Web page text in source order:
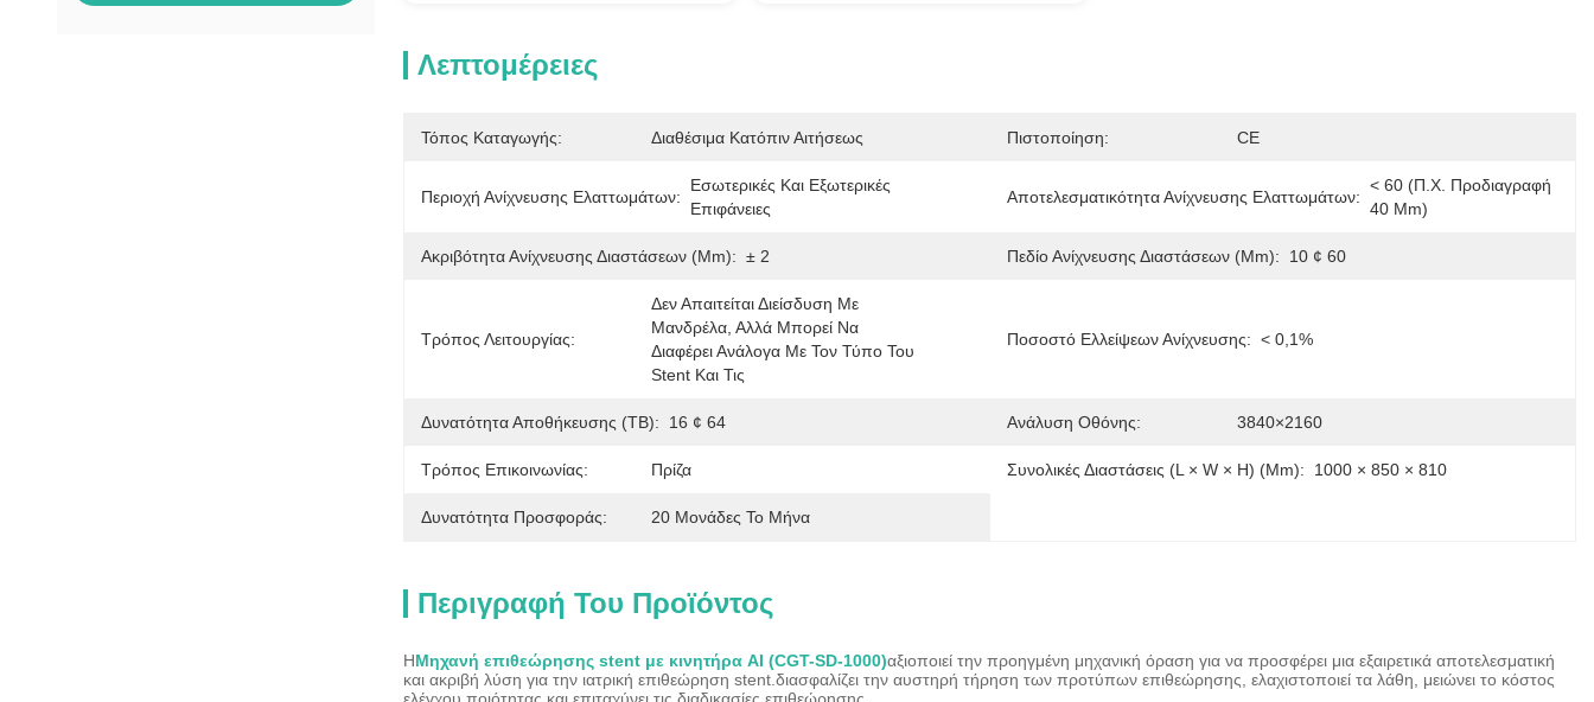
Λεπτομέρειες
Τόπος Καταγωγής: Διαθέσιμα Κατόπιν Αιτήσεως Πιστοποίηση: CE
Περιοχή Ανίχνευσης Ελαττωμάτων:
Εσωτερικές Και Εξωτερικές
Επιφάνειες
Αποτελεσματικότητα Ανίχνευσης Ελαττωμάτων:
< 60 (π.χ. Προδιαγραφή
40 Mm)
Ακριβότητα Ανίχνευσης Διαστάσεων (μm): ± 2 Πεδίο Ανίχνευσης Διαστάσεων (mm): 10 ¢ 60
Τρόπος Λειτουργίας:
Δεν Απαιτείται Διείσδυση Με
Μανδρέλα, Αλλά Μπορεί Να
Διαφέρει Ανάλογα Με Τον Τύπο Του
Stent Και Τις
Ποσοστό Ελλείψεων Ανίχνευσης: < 0,1%
Δυνατότητα Αποθήκευσης (TB): 16 ¢ 64 Ανάλυση Οθόνης: 3840×2160
Τρόπος Επικοινωνίας: Πρίζα Συνολικές Διαστάσεις (L × W × H) (mm): 1000 × 850 × 810
Δυνατότητα Προσφοράς: 20 Μονάδες Το Μήνα
Περιγραφή Του Προϊόντος
ΗΜηχανή επιθεώρησης stent με κινητήρα AI (CGT-SD-1000)αξιοποιεί την προηγμένη μηχανική όραση για να προσφέρει μια εξαιρετικά αποτελεσματική
και ακριβή λύση για την ιατρική επιθεώρηση stent.διασφαλίζει την αυστηρή τήρηση των προτύπων επιθεώρησης, ελαχιστοποιεί τα λάθη, μειώνει το κόστος